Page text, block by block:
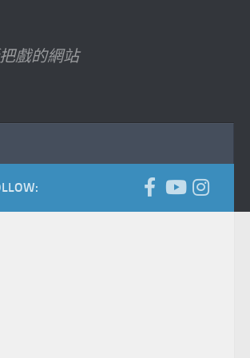
戲的網站